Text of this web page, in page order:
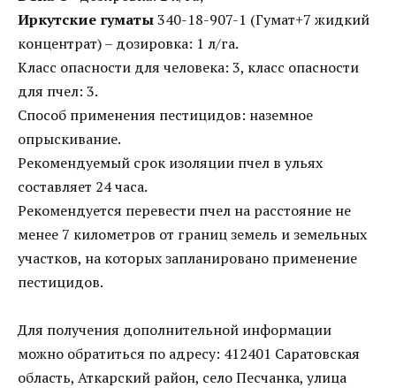
Иркутские гуматы340-18-907-1 (Гумат+7 жидкий
концентрат) – дозировка: 1 л/га.
Класс опасности для человека: 3, класс опасности
для пчел: 3.
Способ применения пестицидов: наземное
опрыскивание.
Рекомендуемый срок изоляции пчел в ульях
составляет 24 часа.
Рекомендуется перевести пчел на расстояние не
менее 7 километров от границ земель и земельных
участков, на которых запланировано применение
пестицидов.
Для получения дополнительной информации
можно обратиться по адресу: 412401 Саратовская
область, Аткарский район, село Песчанка, улица